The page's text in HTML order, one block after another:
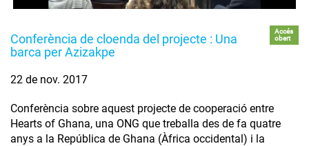
Conferència de cloenda del projecte : Una
barca per Azizakpe
Accés
obert
22 de nov. 2017
Conferència sobre aquest projecte de cooperació entre
Hearts of Ghana, una ONG que treballa des de fa quatre
anys a la República de Ghana (Àfrica occidental) i la